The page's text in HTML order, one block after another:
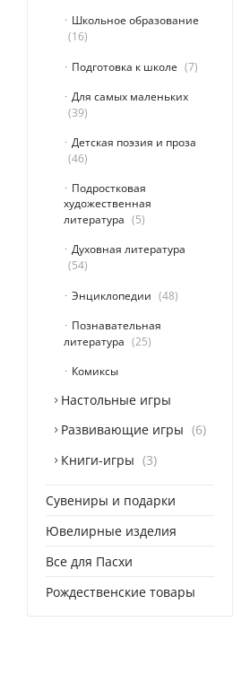
Школьное образование
16
Подготовка к школе
7
Для самых маленьких
39
Детская поэзия и проза
46
Подростковая
художественная
литература
5
Духовная литература
54
Энциклопедии
48
Познавательная
литература
25
Комиксы
Настольные игры
Развивающие игры
6
Книги-игры
3
Сувениры и подарки
Ювелирные изделия
Все для Пасхи
Рождественские товары